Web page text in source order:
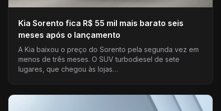
Kia Sorento fica R$ 55 mil mais barato seis
meses após o lançamento
A Kia baixou o preço do Sorento pela segunda vez em
menos de três meses. O SUV turbodiesel de sete
lugares, que chegou às lojas…